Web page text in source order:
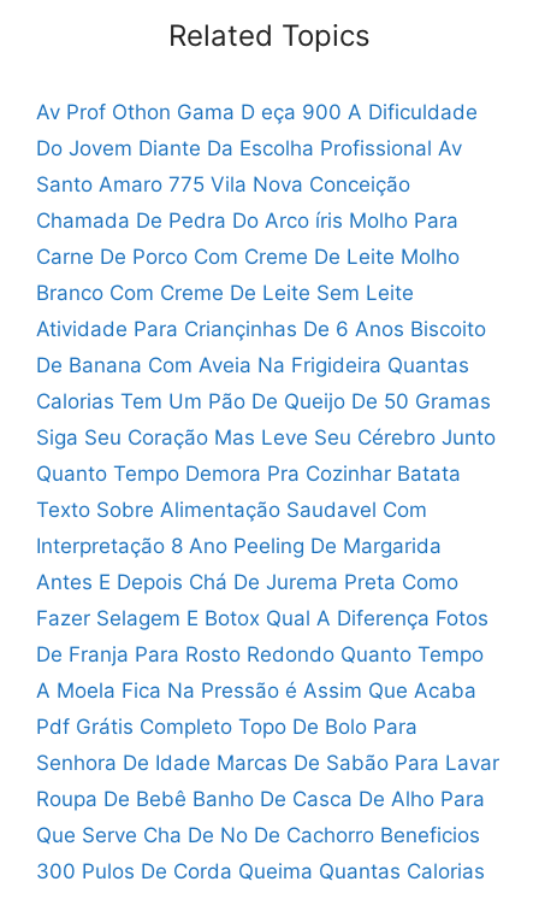
Related Topics
Av Prof Othon Gama D eça 900 A Dificuldade
Do Jovem Diante Da Escolha Profissional Av
Santo Amaro 775 Vila Nova Conceição
Chamada De Pedra Do Arco íris Molho Para
Carne De Porco Com Creme De Leite Molho
Branco Com Creme De Leite Sem Leite
Atividade Para Criançinhas De 6 Anos Biscoito
De Banana Com Aveia Na Frigideira Quantas
Calorias Tem Um Pão De Queijo De 50 Gramas
Siga Seu Coração Mas Leve Seu Cérebro Junto
Quanto Tempo Demora Pra Cozinhar Batata
Texto Sobre Alimentação Saudavel Com
Interpretação 8 Ano Peeling De Margarida
Antes E Depois Chá De Jurema Preta Como
Fazer Selagem E Botox Qual A Diferença Fotos
De Franja Para Rosto Redondo Quanto Tempo
A Moela Fica Na Pressão é Assim Que Acaba
Pdf Grátis Completo Topo De Bolo Para
Senhora De Idade Marcas De Sabão Para Lavar
Roupa De Bebê Banho De Casca De Alho Para
Que Serve Cha De No De Cachorro Beneficios
300 Pulos De Corda Queima Quantas Calorias